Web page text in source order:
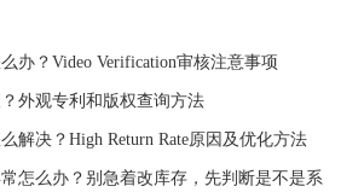
办？Video Verification审核注意事项
外观专利和版权查询方法
解决？High Return Rate原因及优化方法
怎么办？别急着改库存，先判断是不是系